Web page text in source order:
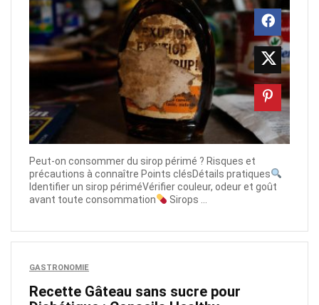
Peut-on consommer du sirop périmé ? Risques et
précautions à connaître Points clésDétails pratiques
Identifier un sirop périméVérifier couleur, odeur et goût
avant toute consommation
Sirops ...
GASTRONOMIE
Recette Gâteau sans sucre pour